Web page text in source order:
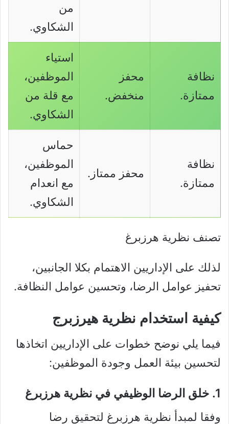
من
الشكاوي.
نظافة
ممتازة.
محفز
منخفض.
استياء
الموظفين،
مع قلة من
الشكاوي.
نظافة
ممتازة.
محفز ممتاز.
حماس
الموظفين،
مع انعدام
الشكاوي.
تصنف نظرية هرزبرغ
لذلك على الإداريين الاهتمام بكلا الجانبين،
تحفيز عوامل الرضا، وتحسين عوامل النظافة.
كيفية استخدام نظرية هيرزبرج
فيما يلي نوضح خطوات على الإداريين اتخاذها
لتحسين بيئة العمل وجودة الموظفين:
1. خلق الرضا الوظيفي في نظرية هرزبرغ
وفقا لمبدأ نظرية هرزبرغ لتحقيق رضا